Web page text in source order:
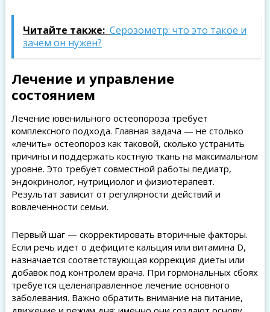
Читайте также: Серозометр: что это такое и
зачем он нужен?
Лечение и управление
состоянием
Лечение ювенильного остеопороза требует
комплексного подхода. Главная задача — не столько
«лечить» остеопороз как таковой, сколько устранить
причины и поддержать костную ткань на максимальном
уровне. Это требует совместной работы педиатр,
эндокринолог, нутрициолог и физиотерапевт.
Результат зависит от регулярности действий и
вовлеченности семьи.
Первый шаг — скорректировать вторичные факторы.
Если речь идет о дефиците кальция или витамина D,
назначается соответствующая коррекция диеты или
добавок под контролем врача. При гормональных сбоях
требуется целенаправленное лечение основного
заболевания. Важно обратить внимание на питание,